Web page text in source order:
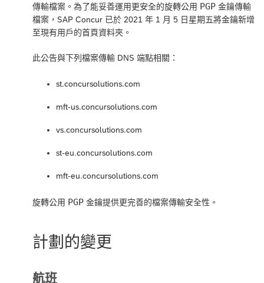
傳輸檔案。為了能妥善運用更安全的旋轉公用 PGP 金鑰傳輸
檔案，SAP Concur 已於 2021 年 1 月 5 日星期五將金鑰新增
至現有用戶的首頁資料夾。
此公告與下列檔案傳輸 DNS 端點相關：
st.concursolutions.com
mft-us.concursolutions.com
vs.concursolutions.com
st-eu.concursolutions.com
mft-eu.concursolutions.com
旋轉公用 PGP 金鑰提供更完善的檔案傳輸安全性。
計劃的變更
航班